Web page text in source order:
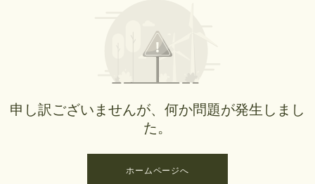
申し訳ございませんが、何か問題が発生しまし
た。
ホームページへ